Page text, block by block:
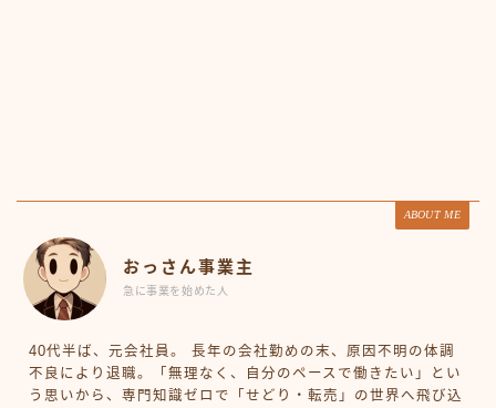
ABOUT ME
おっさん事業主
急に事業を始めた人
40代半ば、元会社員。 長年の会社勤めの末、原因不明の体調
不良により退職。「無理なく、自分のペースで働きたい」とい
う思いから、専門知識ゼロで「せどり・転売」の世界へ飛び込